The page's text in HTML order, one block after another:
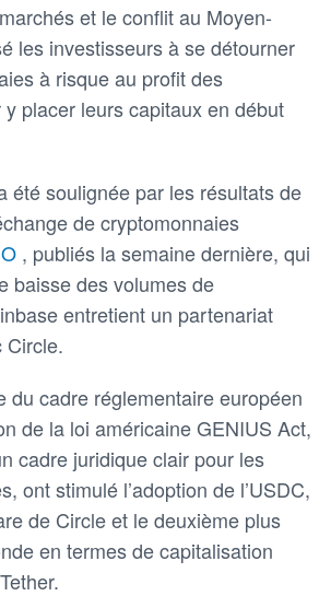
et le conflit au Moyen-
les investisseurs à se détourner
à risque au profit des
placer leurs capitaux en début
été soulignée par les résultats de
de cryptomonnaies
, publiés la semaine dernière, qui
baisse des volumes de
entretient un partenariat
Circle.
du cadre réglementaire européen
de la loi américaine GENIUS Act,
cadre juridique clair pour les
ont stimulé l’adoption de l’USDC,
de Circle et le deuxième plus
en termes de capitalisation